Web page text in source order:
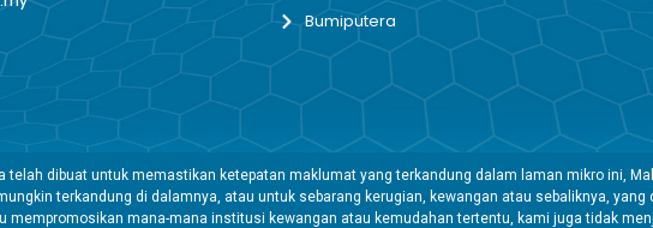
Bumiputera
telah dibuat untuk memastikan ketepatan maklumat yang terkandung dalam laman mikro ini,
terkandung di dalamnya, atau untuk sebarang kerugian, kewangan atau sebaliknya,
mempromosikan mana-mana institusi kewangan atau kemudahan tertentu, kami juga tidak